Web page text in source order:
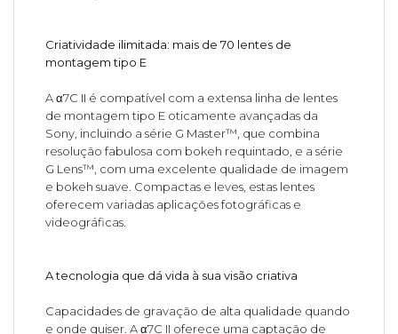
Criatividade ilimitada: mais de 70 lentes de
montagem tipo E
A α7C II é compatível com a extensa linha de lentes
de montagem tipo E oticamente avançadas da
Sony, incluindo a série G Master™, que combina
resolução fabulosa com bokeh requintado, e a série
G Lens™, com uma excelente qualidade de imagem
e bokeh suave. Compactas e leves, estas lentes
oferecem variadas aplicações fotográficas e
videográficas.
A tecnologia que dá vida à sua visão criativa
Capacidades de gravação de alta qualidade quando
e onde quiser. A α7C II oferece uma captação de